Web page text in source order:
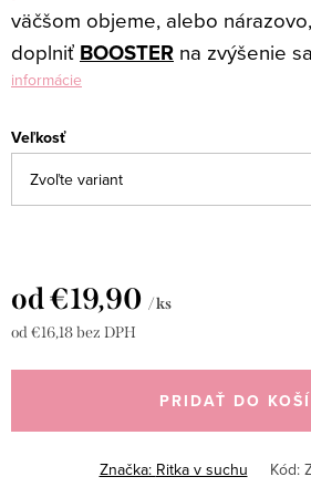
väčšom objeme, alebo
doplniť BOOSTER na zvýšenie
informácie
Veľkosť
od€19,90 / ks
od€16,18bez DPH
cena:
PRIDAŤ DO
Značka: Ritka v suchu Kód: